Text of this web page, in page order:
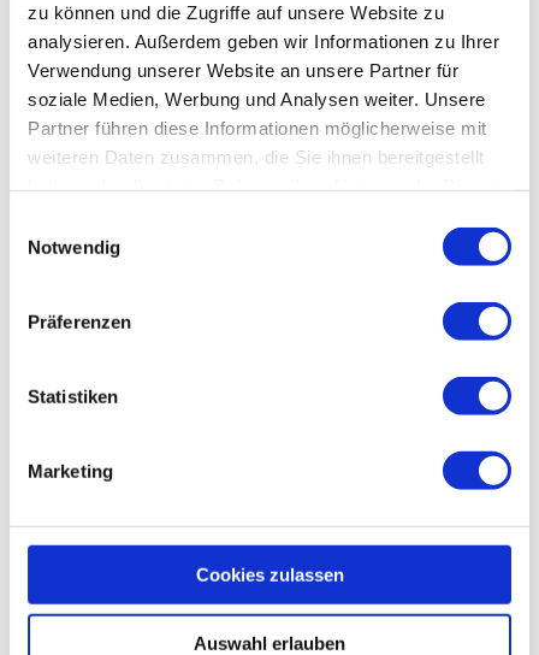
zu können und die Zugriffe auf unsere Website zu
analysieren. Außerdem geben wir Informationen zu Ihrer
Verwendung unserer Website an unsere Partner für
soziale Medien, Werbung und Analysen weiter. Unsere
Partner führen diese Informationen möglicherweise mit
weiteren Daten zusammen, die Sie ihnen bereitgestellt
Notwendig
Präferenzen
Statistiken
Marketing
Cookies zulassen
Auswahl erlauben
Das sind die 5 Highlights aus Warren
Endlich ist er da: Warren Buffetts Brief an die
herausgepickt. Was der erfolgreichste Investor der
Welt mit mehr als 80 Jahren Erfahrung zu sagen hat
im Artikel.